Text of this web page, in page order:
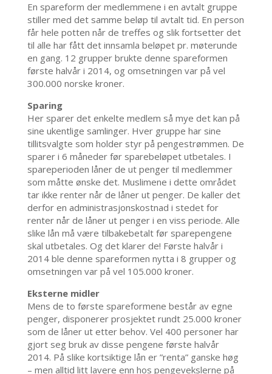
En spareform der medlemmene i en avtalt gruppe
stiller med det samme beløp til avtalt tid. En person
får hele potten når de treffes og slik fortsetter det
til alle har fått det innsamla beløpet pr. møterunde
en gang. 12 grupper brukte denne spareformen
første halvår i 2014, og omsetningen var på vel
300.000 norske kroner.
Sparing
Her sparer det enkelte medlem så mye det kan på
sine ukentlige samlinger. Hver gruppe har sine
tillitsvalgte som holder styr på pengestrømmen. De
sparer i 6 måneder før sparebeløpet utbetales. I
spareperioden låner de ut penger til medlemmer
som måtte ønske det. Muslimene i dette området
tar ikke renter når de låner ut penger. De kaller det
derfor en administrasjonskostnad i stedet for
renter når de låner ut penger i en viss periode. Alle
slike lån må være tilbakebetalt før sparepengene
skal utbetales. Og det klarer de! Første halvår i
2014 ble denne spareformen nytta i 8 grupper og
omsetningen var på vel 105.000 kroner.
Eksterne midler
Mens de to første spareformene består av egne
penger, disponerer prosjektet rundt 25.000 kroner
som de låner ut etter behov. Vel 400 personer har
gjort seg bruk av disse pengene første halvår
2014. På slike kortsiktige lån er ”renta” ganske høg
– men alltid litt lavere enn hos pengevekslerne på